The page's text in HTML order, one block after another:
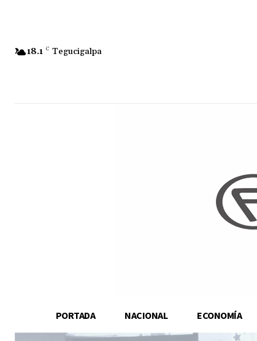
18.1 C Tegucigalpa
PORTADA NACIONAL ECONOMÍA